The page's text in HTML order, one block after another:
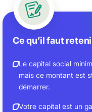
Ce qu’il faut
Le capital social
mais ce montant est
démarrer.
Votre capital est un